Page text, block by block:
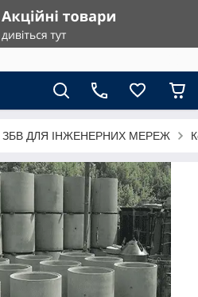
ЗБВ ДЛЯ ІНЖЕНЕРНИХ МЕРЕЖ